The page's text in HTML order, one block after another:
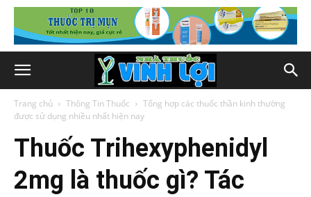
Trang chủ Thông Tin Thuốc
Tổng hợp các thuốc thần kinh thường
được sử dụng nhiều nhất hiện nay
Thuốc Trihexyphenidyl
2mg là thuốc gì? Tác